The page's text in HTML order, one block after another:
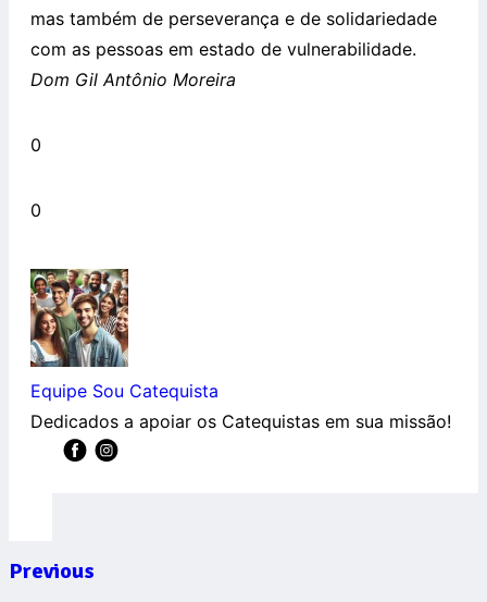
mas também de perseverança e de solidariedade
com as pessoas em estado de vulnerabilidade.
Dom Gil Antônio Moreira
0
0
Equipe Sou Catequista
Dedicados a apoiar os Catequistas em sua missão!
Previous